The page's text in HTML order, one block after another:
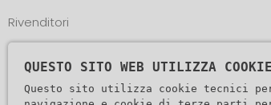
Rivenditori
Assistenza
QUESTO SITO WEB UTILIZZA
Questo sito utilizza cookie tecnici